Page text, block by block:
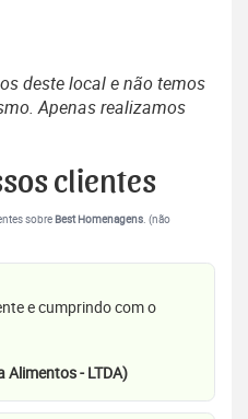
deste local e não temos
Apenas realizamos
clientes
sobre Best Homenagens. (não
e cumprindo com o
Alimentos - LTDA)